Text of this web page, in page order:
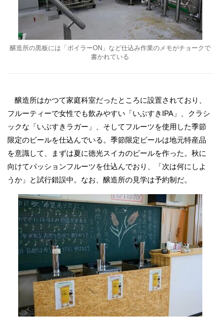
醸造所の黒板には「ボイラーON」など仕込み作業のメモがチョークで
書かれている
醸造所はかつて家庭科室だったところに設置されており、
フルーティーで女性でも飲みやすい「いぶすきIPA」、クラシ
ックな「いぶすきラガー」、そしてフルーツを使用した季節
限定のビールを仕込んでいる。季節限定ビールは地元特産品
を意識して、まずは夏に徳光スイカのビールを作った。秋に
向けてパッションフルーツを仕込んでおり、「次は何にしよ
うか」と試行錯誤中。なお、醸造所の見学は予約制だ。